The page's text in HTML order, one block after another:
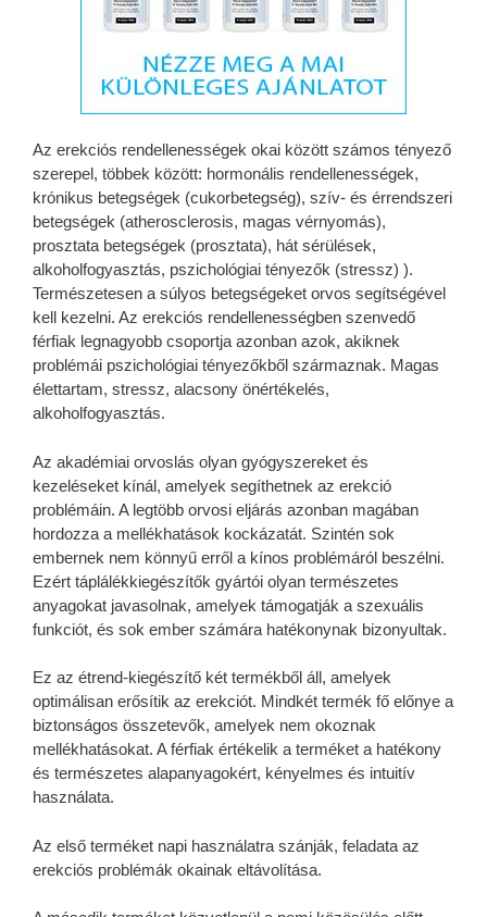
Az erekciós rendellenességek okai között számos tényező
szerepel, többek között: hormonális rendellenességek,
krónikus betegségek (cukorbetegség), szív- és érrendszeri
betegségek (atherosclerosis, magas vérnyomás),
prosztata betegségek (prosztata), hát sérülések,
alkoholfogyasztás, pszichológiai tényezők (stressz) ).
Természetesen a súlyos betegségeket orvos segítségével
kell kezelni. Az erekciós rendellenességben szenvedő
férfiak legnagyobb csoportja azonban azok, akiknek
problémái pszichológiai tényezőkből származnak. Magas
élettartam, stressz, alacsony önértékelés,
alkoholfogyasztás.
Az akadémiai orvoslás olyan gyógyszereket és
kezeléseket kínál, amelyek segíthetnek az erekció
problémáin. A legtöbb orvosi eljárás azonban magában
hordozza a mellékhatások kockázatát. Szintén sok
embernek nem könnyű erről a kínos problémáról beszélni.
Ezért táplálékkiegészítők gyártói olyan természetes
anyagokat javasolnak, amelyek támogatják a szexuális
funkciót, és sok ember számára hatékonynak bizonyultak.
Ez az étrend-kiegészítő két termékből áll, amelyek
optimálisan erősítik az erekciót. Mindkét termék fő előnye a
biztonságos összetevők, amelyek nem okoznak
mellékhatásokat. A férfiak értékelik a terméket a hatékony
és természetes alapanyagokért, kényelmes és intuitív
használata.
Az első terméket napi használatra szánják, feladata az
erekciós problémák okainak eltávolítása.